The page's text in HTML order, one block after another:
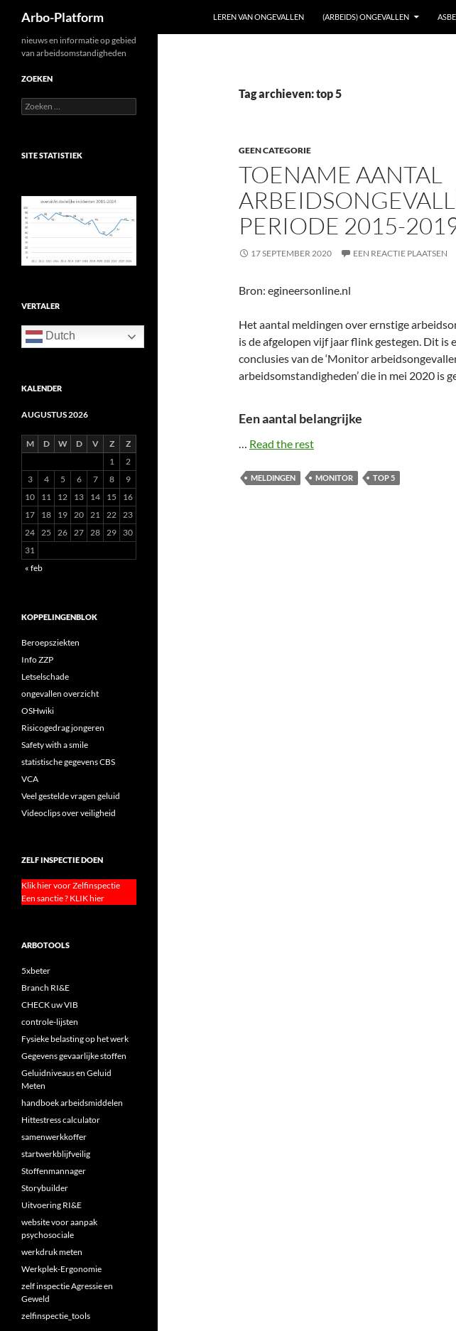
Arbo-Platform LEREN VAN ONGEVALLEN (ARBEIDS) ONGEVALLEN
Tag archieven: top 5
GEEN CATEGORIE
TOENAME AANTAL
PERIODE 2015-
17 SEPTEMBER 2020 EEN REACTIE PLAATSEN
Bron: egineersonline.nl
Het aantal meldingen over ernstige
is de afgelopen vijf jaar flink gestegen. Dit is
conclusies van de ‘Monitor
arbeidsomstandigheden’ die in mei 2020 is
Een aantal belangrijke
… Read the rest
MELDINGEN MONITOR TOP 5
nieuws en informatie op gebied
van arbeidsomstandigheden
ZOEKEN
Zoeken
naar:
SITE STATISTIEK
VERTALER
Dutch
KALENDER
AUGUSTUS 2026
M D W D V Z
Z
1
2
3
4 5 6 7 8
9
10
11 12 13 14 15
16
17
18 19 20 21 22
23
24
25 26 27 28 29
30
31
« feb
KOPPELINGENBLOK
Beroepsziekten
Info ZZP
Letselschade
ongevallen overzicht
OSHwiki
Risicogedrag jongeren
Safety with a smile
statistische gegevens CBS
VCA
Veel gestelde vragen geluid
Videoclips over veiligheid
ZELF INSPECTIE DOEN
Klik hier voor Zelfinspectie
Een sanctie ? KLIK hier
ARBOTOOLS
5xbeter
Branch RI&E
CHECK uw VIB
controle-lijsten
Fysieke belasting op het werk
Gegevens gevaarlijke stoffen
Geluidniveaus en Geluid
Meten
handboek arbeidsmiddelen
Hittestress calculator
samenwerkkoffer
startwerkblijfveilig
Stoffenmannager
Storybuilder
Uitvoering RI&E
website voor aanpak
psychosociale
werkdruk meten
Werkplek-Ergonomie
zelf inspectie Agressie en
Geweld
zelfinspectie_tools